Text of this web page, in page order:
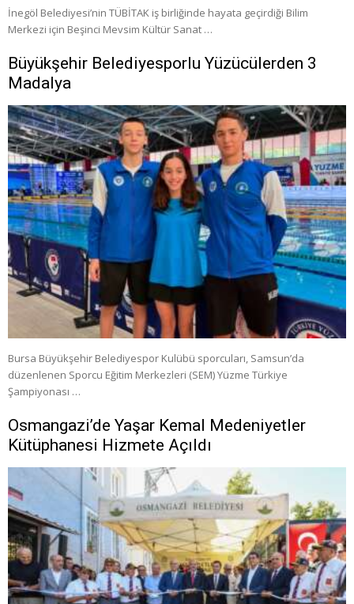
İnegöl Belediyesi’nin TÜBİTAK iş birliğinde hayata geçirdiği Bilim
Merkezi için Beşinci Mevsim Kültür Sanat …
Büyükşehir Belediyesporlu Yüzücülerden 3
Madalya
Bursa Büyükşehir Belediyespor Kulübü sporcuları, Samsun’da
düzenlenen Sporcu Eğitim Merkezleri (SEM) Yüzme Türkiye
Şampiyonası …
Osmangazi’de Yaşar Kemal Medeniyetler
Kütüphanesi Hizmete Açıldı